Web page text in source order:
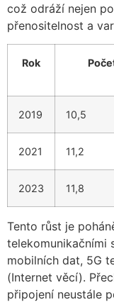
což odráží nejen
přenositelnost a
Rok
2019 10,5
2021 11,2
2023 11,8
Tento růst je
telekomunikačními
mobilních dat, 5G
(Internet věcí).
připojení neustále